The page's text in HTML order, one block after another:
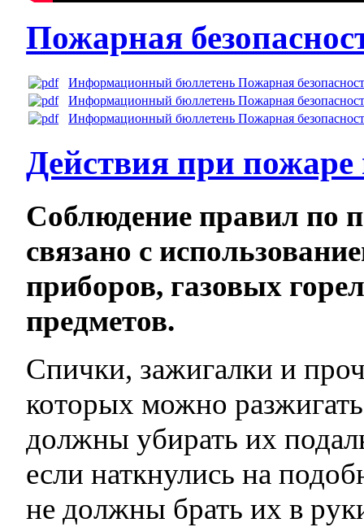
Пожарная
Информационный бюллетень Пожарная
Информационный бюллетень Пожарная
Информационный бюллетень Пожарная
Действия при пожаре
Соблюдение правил по
связано с
приборов, газовых
предметов.
Спички, зажигалки и
которых можно
должны убирать их
если наткнулись на
не должны брать их в